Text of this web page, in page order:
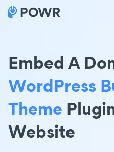
Embed A
WordPress
Theme
Website